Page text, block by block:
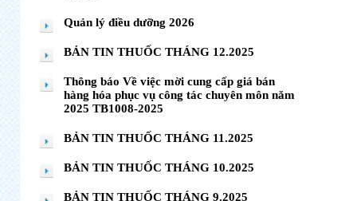
Quản lý điều dưỡng 2026
BẢN TIN THUỐC THÁNG 12.2025
Thông báo Về việc mời cung cấp giá bán
hàng hóa phục vụ công tác chuyên môn năm
2025 TB1008-2025
BẢN TIN THUỐC THÁNG 11.2025
BẢN TIN THUỐC THÁNG 10.2025
BẢN TIN THUỐC THÁNG 9.2025